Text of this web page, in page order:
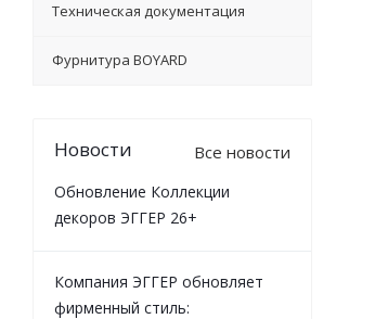
Техническая документация
Фурнитура BOYARD
Новости Все новости
Обновление Коллекции
декоров ЭГГЕР 26+
Компания ЭГГЕР обновляет
фирменный стиль: